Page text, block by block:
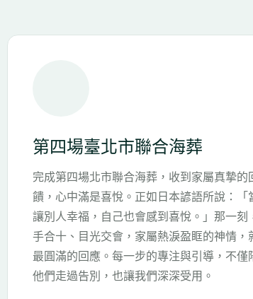
第七場臺北市聯合海葬
那日北市一殯景行廳舉行聯合海葬
伴隨著《淡水暮色》、《家後》、
熟悉歌聲，花香與海味布置瀰漫場
緩下降，家屬在風雨裡凝視、託付
身搖晃，在靜謐無聲中感受愛的連
為永恆的陪伴。